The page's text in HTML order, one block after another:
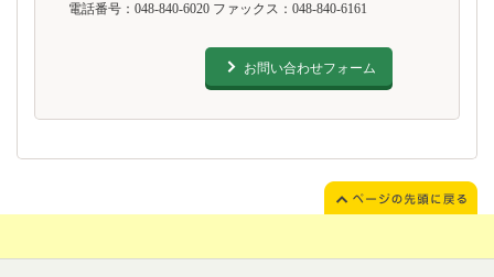
電話番号：048-840-6020 ファックス：048-840-6161
お問い合わせフォーム